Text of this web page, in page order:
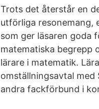
Trots det återstår en
utförliga resonemang,
som ger läsaren goda
matematiska begrepp
lärare i matematik.
omställningsavtal med
andra fackförbund i